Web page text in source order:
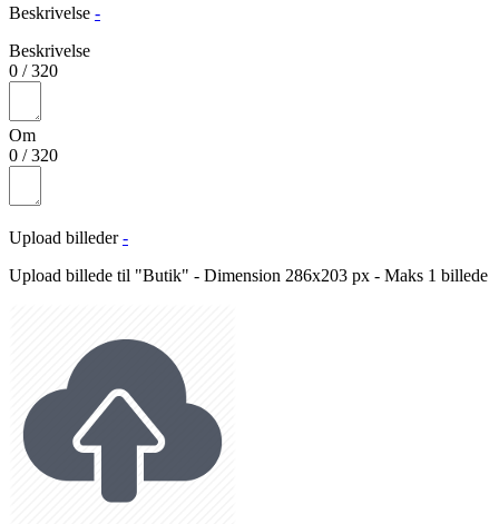
Beskrivelse -
Beskrivelse
0 /320
Om
0 /320
Upload billeder -
Upload billede til "Butik" - Dimension 286x203 px - Maks 1 billede